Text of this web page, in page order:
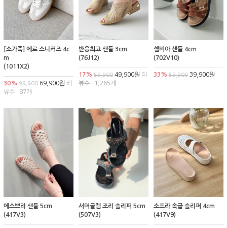
[소가죽] 에르 스니커즈 4c
m
(1011X2)
30% 99,900 69,900원 리
뷰수 : 87개
반응최고 샌들 3cm
(76J12)
17% 59,90049,900원 리
뷰수 : 1,265개
셀비아 샌들 4cm
(702V10)
33% 59,90039,900원
에스쁘리 샌들 5cm
(417V3)
서머글램 조리 슬리퍼 5cm
(507V3)
소프라 속굽 슬리퍼 4cm
(417V9)